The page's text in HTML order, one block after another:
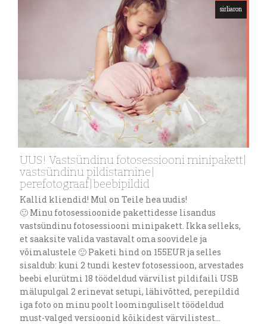
sirliaron
UUS! Vastsündinu fotosessiooni minipakett|
vastsündinu pildistamine|
perefotograaf|beebipildid
Kallid kliendid! Mul on Teile hea uudis!
🙂 Minu fotosessioonide pakettidesse lisandus
vastsündinu fotosessiooni minipakett. Ikka selleks,
et saaksite valida vastavalt oma soovidele ja
võimalustele 🙂 Paketi hind on 155EUR ja selles
sisaldub: kuni 2 tundi kestev fotosessioon, arvestades
beebi elurütmi 18 töödeldud värvilist pildifaili USB
mälupulgal 2 erinevat setupi, lähivõtted, perepildid
iga foto on minu poolt loominguliselt töödeldud
must-valged versioonid kõikidest värvilistest…